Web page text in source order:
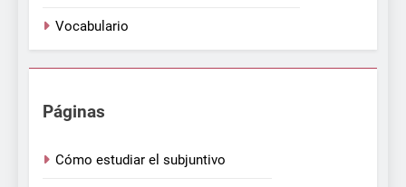
Vocabulario
Páginas
Cómo estudiar el subjuntivo